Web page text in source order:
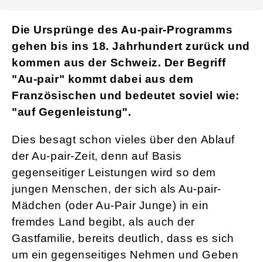
Die Ursprünge des Au-pair-Programms
gehen bis ins 18. Jahrhundert zurück und
kommen aus der Schweiz. Der Begriff
"Au-pair" kommt dabei aus dem
Französischen und bedeutet soviel wie:
"auf Gegenleistung".
Dies besagt schon vieles über den Ablauf
der Au-pair-Zeit, denn auf Basis
gegenseitiger Leistungen wird so dem
jungen Menschen, der sich als Au-pair-
Mädchen (oder Au-Pair Junge) in ein
fremdes Land begibt, als auch der
Gastfamilie, bereits deutlich, dass es sich
um ein gegenseitiges Nehmen und Geben